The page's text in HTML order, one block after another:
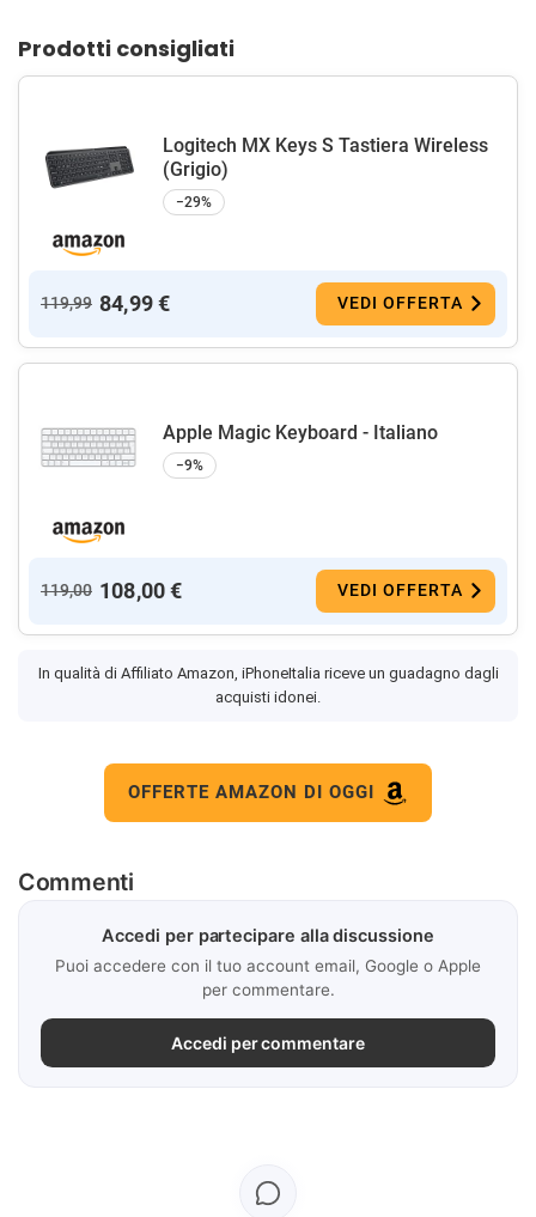
Prodotti consigliati
Logitech MX Keys S Tastiera Wireless
(Grigio)
−29%
119,99 84,99 € VEDI OFFERTA
Apple Magic Keyboard - Italiano ​​​​​​​
−9%
119,00 108,00 € VEDI OFFERTA
In qualità di Affiliato Amazon, iPhoneItalia riceve un guadagno dagli
acquisti idonei.
OFFERTE AMAZON DI OGGI
Commenti
Accedi per partecipare alla discussione
Puoi accedere con il tuo account email, Google o Apple
per commentare.
Accedi per commentare